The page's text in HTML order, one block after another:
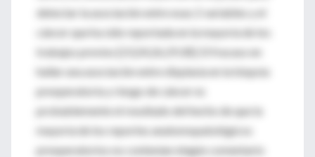
detectar la asociación entre esas 2 variables y el
cáncer que ha sido reportada en la mayoría de los
trabajos previos [23,24,26,29,30]. El fracaso en
hallar una asociación entre displasia en la biopsia
preoperatoria y riesgo de cáncer es
probablemente el resultado del hecho de que la
mayoría de los reportes anatomopatológicos
preoperatorios no contenían ningún comentario